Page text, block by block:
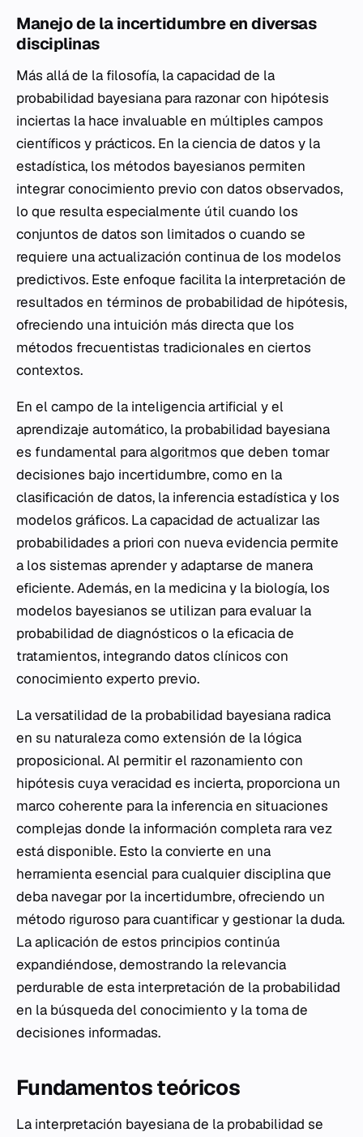
Manejo de la incertidumbre en diversas
disciplinas
Más allá de la filosofía, la capacidad de la
probabilidad bayesiana para razonar con hipótesis
inciertas la hace invaluable en múltiples campos
científicos y prácticos. En la ciencia de datos y la
estadística, los métodos bayesianos permiten
integrar conocimiento previo con datos observados,
lo que resulta especialmente útil cuando los
conjuntos de datos son limitados o cuando se
requiere una actualización continua de los modelos
predictivos. Este enfoque facilita la interpretación de
resultados en términos de probabilidad de hipótesis,
ofreciendo una intuición más directa que los
métodos frecuentistas tradicionales en ciertos
contextos.
En el campo de la inteligencia artificial y el
aprendizaje automático, la probabilidad bayesiana
es fundamental paraalgoritmos que deben tomar
decisiones bajo incertidumbre, como en la
clasificación de datos, la inferencia estadística y los
modelos gráficos. La capacidad de actualizar las
probabilidades a priori con nueva evidencia permite
a los sistemas aprender y adaptarse de manera
eficiente. Además, en la medicina y la biología, los
modelos bayesianos se utilizan para evaluar la
probabilidad de diagnósticos o la eficacia de
tratamientos, integrando datos clínicos con
conocimiento experto previo.
La versatilidad de la probabilidad bayesiana radica
en su naturaleza como extensión de la lógica
proposicional. Al permitir el razonamiento con
hipótesis cuya veracidad es incierta, proporciona un
marco coherente para la inferencia en situaciones
complejas donde la información completa rara vez
está disponible. Esto la convierte en una
herramienta esencial para cualquier disciplina que
deba navegar por la incertidumbre, ofreciendo un
método riguroso para cuantificar y gestionar la duda.
La aplicación de estos principios continúa
expandiéndose, demostrando la relevancia
perdurable de esta interpretación de la probabilidad
en la búsqueda del conocimiento y la toma de
decisiones informadas.
Fundamentos teóricos
La interpretación bayesiana de la probabilidad se